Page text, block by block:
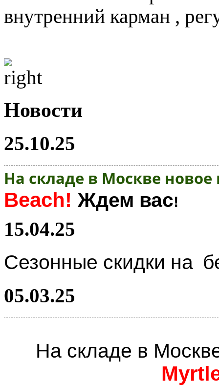
внутренний карман ,
Новости
25.10.25
На складе в Москве
Beach! Ждем вас!
15.04.25
Сезонные скидки на
05.03.25
На складе в